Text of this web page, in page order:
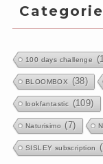
100 days challenge
BLOOMBOX (38)
lookfantastic (109)
Naturisimo (7)
SISLEY subscription